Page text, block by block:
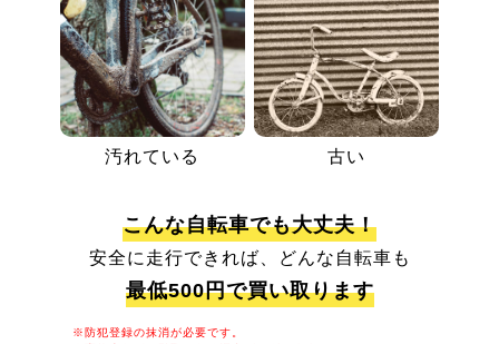
汚れている 古い
こんな自転車でも大丈夫！
安全に走行できれば、どんな自転車も
最低500円で買い取ります
※防犯登録の抹消が必要です。